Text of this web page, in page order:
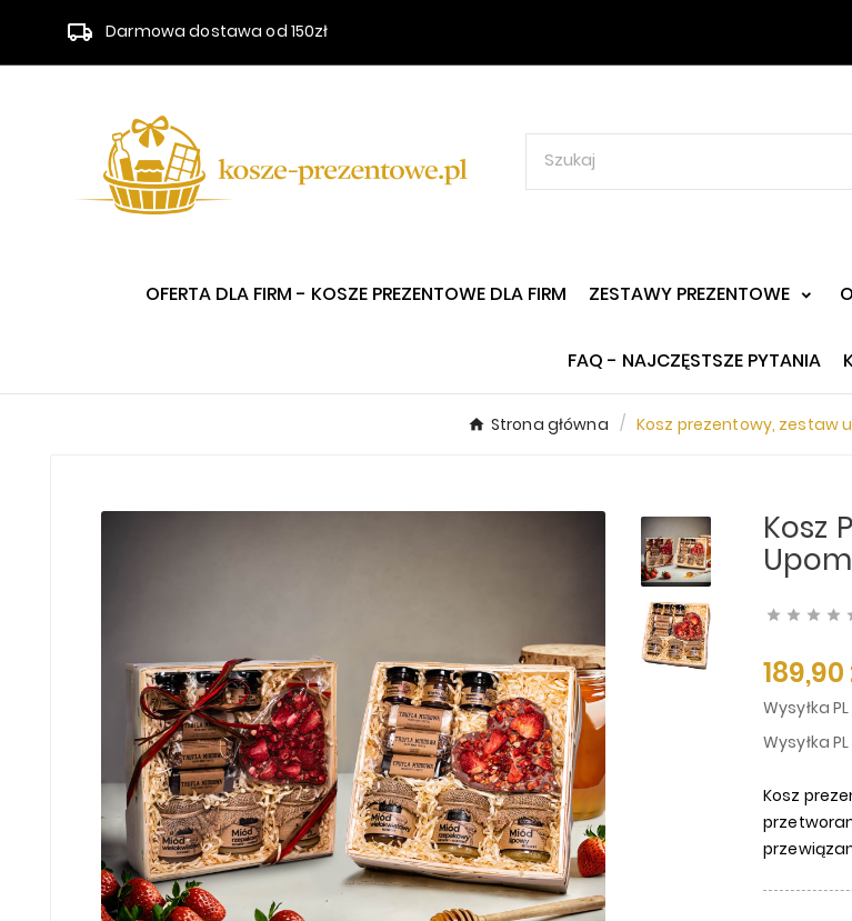
Darmowa dostawa od 150zł
OFERTA DLA FIRM - KOSZE PREZENTOWE DLA FIRM ZESTAWY PREZENTOWE
FAQ - NAJCZĘSTSZE PYTANIA
Strona główna Kosz prezentowy, zestaw
Kosz
   
189,90
Wysyłka
Wysyłka
Kosz